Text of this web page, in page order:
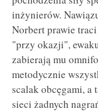
inżynierów.
Norbert prawie
"przy okazji",
zabierają mu
metodycznie
scalak obcęgami, a
sieci żadnych